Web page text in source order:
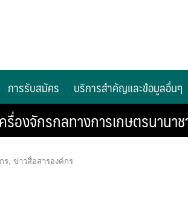
การรับสมัคร บริการสำคัญและข้อมูลอื่นๆ
องจักรกลทางการเกษตรนานา
ร, ข่าวสื่อสารองค์กร